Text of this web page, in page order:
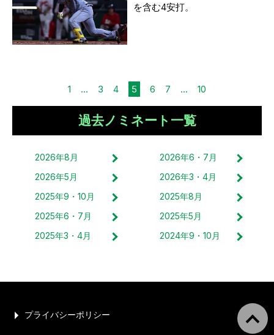
を含む4安打。
1 ... 3 4 5 6 7 ... 10
過去ノミネート一覧
2026年8 月 2026年6・7 月
2026年5 月 2026年3・4月
2025年9・10 月 2025年8 月
2025年6・7 月 2025年5 月
2025年3・4月 2024年9・10 月
プライバシーポリシー